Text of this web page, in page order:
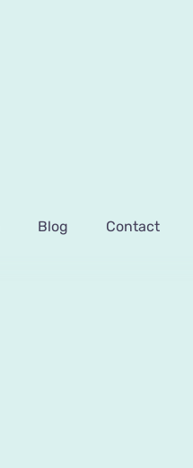
Blog Contact